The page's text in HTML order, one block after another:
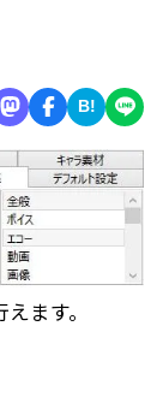
B!
ます。